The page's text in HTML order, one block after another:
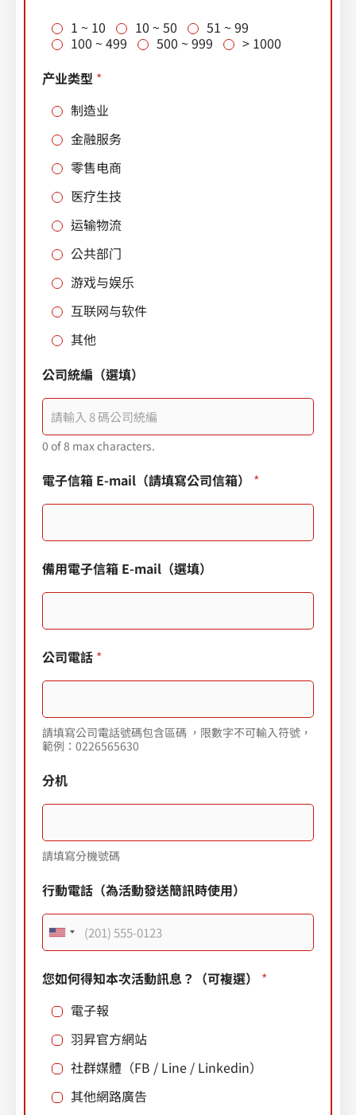
1 ~ 10
10 ~ 50
51 ~ 99
100 ~ 499
500 ~ 999
> 1000
产业类型 *
制造业
金融服务
零售电商
医疗生技
运输物流
公共部门
游戏与娱乐
互联网与软件
其他
公司統編（選填）
0 of 8 max characters.
電子信箱 E-mail（請填寫公司信箱） *
備用電子信箱 E-mail（選填）
公司電話 *
請填寫公司電話號碼包含區碼 ，限數字不可輸入符號，
範例：0226565630
分机
請填寫分機號碼
行動電話（為活動發送簡訊時使用）
U
i
t
e
d
t
您如何得知本次活動訊息？（可複選） *
電子報
羽昇官方網站
社群媒體（FB / Line / Linkedin）
其他網路廣告